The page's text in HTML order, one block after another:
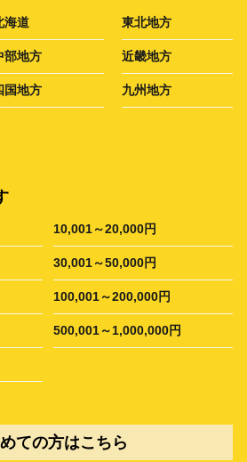
海道 東北地方
部地方 近畿地方
国地方 九州地方
10,001～20,000円
30,001～50,000円
100,001～200,000円
500,001～1,000,000円
ての方はこちら